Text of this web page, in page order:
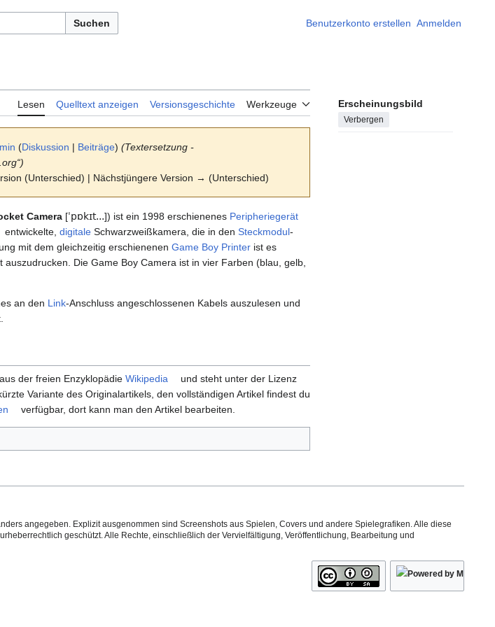
Suchen Benutzerkonto erstellen Anmelden
Lesen Quelltext anzeigen Versionsgeschichte Werkzeuge Erscheinungsbild
Verbergen
(Diskussion | Beiträge) (Textersetzung -
(Unterschied) | Nächstjüngere Version → (Unterschied)
Camera [ˈpɒkɪt...]) ist ein 1998 erschienenes Peripheriegerät
entwickelte, digitale Schwarzweißkamera, die in den Steckmodul-
mit dem gleichzeitig erschienenen Game Boy Printer ist es
Die Game Boy Camera ist in vier Farben (blau, gelb,
an den Link-Anschluss angeschlossenen Kabels auszulesen und
aus der freien Enzyklopädie Wikipedia
und steht unter der Lizenz
Variante des Originalartikels, den vollständigen Artikel findest du
verfügbar, dort kann man den Artikel bearbeiten.
angegeben. Explizit ausgenommen sind Screenshots aus Spielen, Covers und andere Spielegrafiken. Alle diese
geschützt. Alle Rechte, einschließlich der Vervielfältigung, Veröffentlichung, Bearbeitung und